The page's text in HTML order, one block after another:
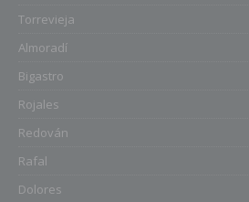
Torrevieja
Almoradí
Bigastro
Rojales
Redován
Rafal
Dolores